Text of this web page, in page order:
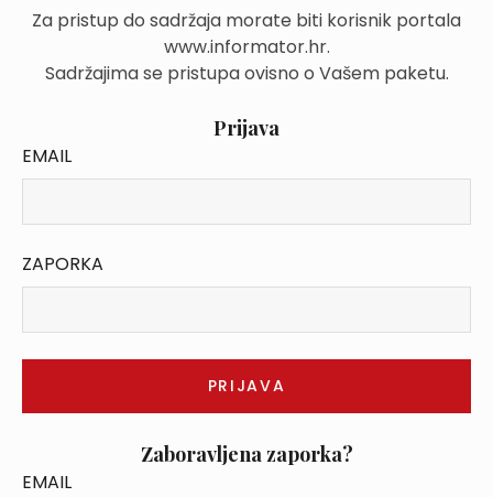
Za pristup do sadržaja morate biti korisnik portala
www.informator.hr.
Sadržajima se pristupa ovisno o Vašem paketu.
Prijava
EMAIL
ZAPORKA
Zaboravljena zaporka?
EMAIL